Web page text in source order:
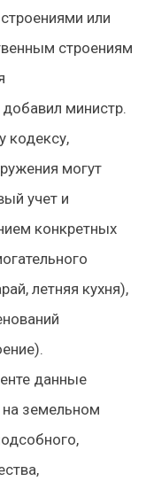
или
строениям
министр.
кодексу,
могут
учет и
конкретных
летняя кухня),
данные
на земельном